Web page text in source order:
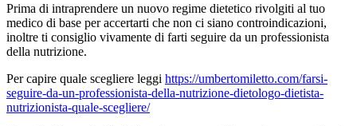
Prima di intraprendere un nuovo regime dietetico rivolgiti al tuo
medico di base per accertarti che non ci siano controindicazioni,
inoltre ti consiglio vivamente di farti seguire da un professionista
della nutrizione.
Per capire quale scegliere leggi https://umbertomiletto.com/farsi-
seguire-da-un-professionista-della-nutrizione-dietologo-dietista-
nutrizionista-quale-scegliere/